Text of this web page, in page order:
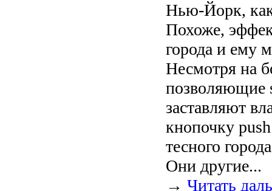
Нью-Йорк, как
Похоже,
города и ему
Несмотря на
позволяющие
заставляют
кнопочку
тесного
Они другие...
→ Читать